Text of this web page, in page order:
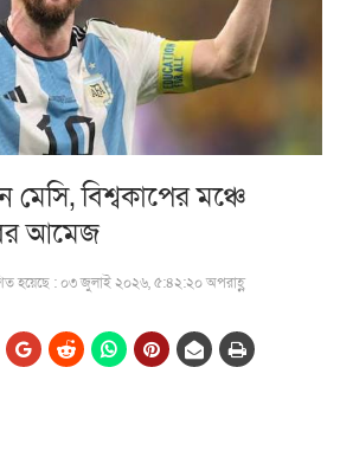
মেসি, বিশ্বকাপের মঞ্চে
আমেজ
হয়েছে : ০৩ জুলাই ২০২৬, ৫:৪২:২০ অপরাহ্ণ